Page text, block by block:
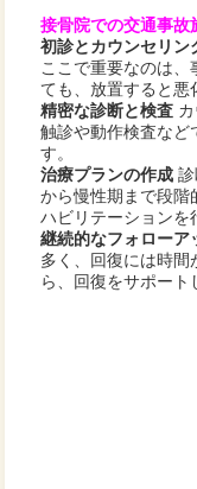
接骨院での交通事故
初診とカウンセリン
ここで重要なのは
ても、放置すると悪
精密な診断と検査
触診や動作検査など
す。
治療プランの作成
から慢性期まで段階
ハビリテーションを
継続的なフォローア
多く、回復には時
ら、回復をサポー